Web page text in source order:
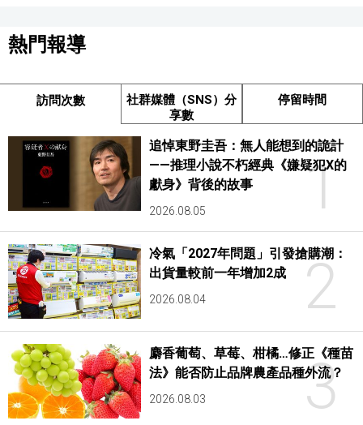
熱門報導
訪問次數
社群媒體（SNS）分
享數
停留時間
1
追悼東野圭吾：無人能想到的詭計
——推理小說不朽經典《嫌疑犯X的
獻身》背後的故事
2026.08.05
2
冷氣「2027年問題」引發搶購潮：
出貨量較前一年增加2成
2026.08.04
3
麝香葡萄、草莓、柑橘…修正《種苗
法》能否防止品牌農產品種外流？
2026.08.03